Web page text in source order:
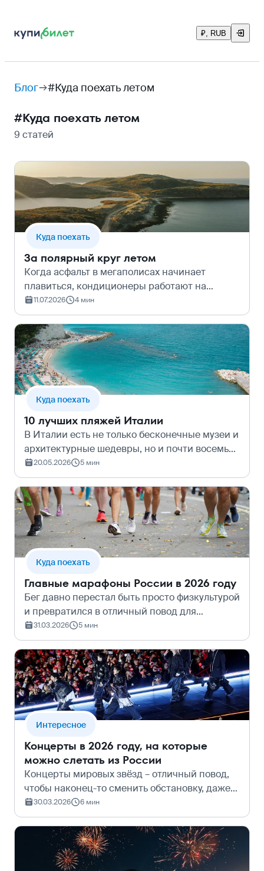
₽, RUB
Блог #Куда поехать летом
#Куда поехать летом
9 статей
Куда поехать
За полярный круг летом
Когда асфальт в мегаполисах начинает
плавиться, кондиционеры работают на
пределе возможностей, а привычные южные
курорты пугают переполненными пляжами и
удушливым зноем, спасение стоит искать
там, где…
11.07.2026 4 мин
Куда поехать
10 лучших пляжей Италии
В Италии есть не только бесконечные музеи и
архитектурные шедевры, но и почти восемь
тысяч километров побережья, омываемого
пятью морями. А среди них – и дикие
скалистые бухты для интровертов, и широк…
20.05.2026 5 мин
Куда поехать
Главные марафоны России в 2026 году
Бег давно перестал быть просто физкультурой
и превратился в отличный повод для
путешествий. Исследовать новые города на
своих двоих, чувствовать поддержку тысяч
людей и забирать на финише заслуженную…
31.03.2026 5 мин
Интересное
Концерты в 2026 году, на которые
можно слетать из России
Концерты мировых звёзд – отличный повод,
чтобы наконец-то сменить обстановку, даже
если вы не заядлый меломан. В 2026 году
музыкальная карта мира выглядит особенно
заманчиво: от стадионного рока в Ста…
30.03.2026 6 мин